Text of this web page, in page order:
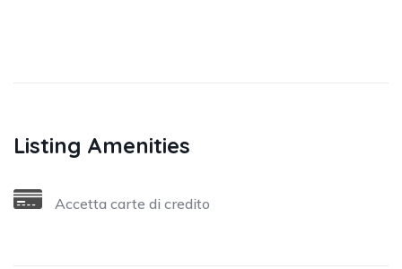
Listing Amenities
Accetta carte di credito